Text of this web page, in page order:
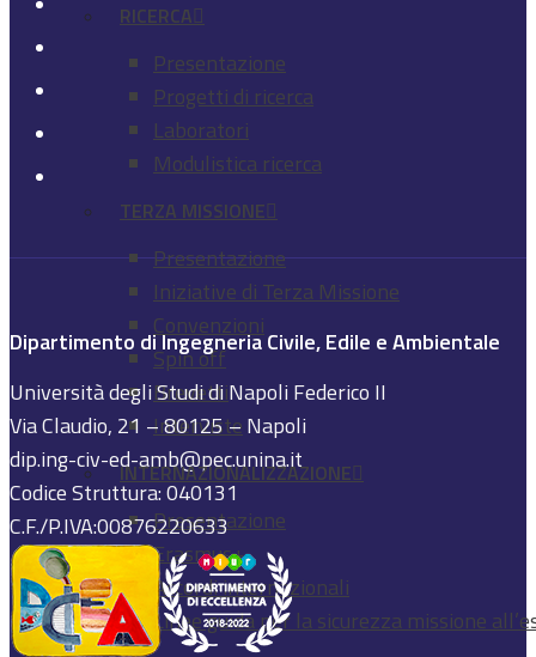
RICERCA
Presentazione
Progetti di ricerca
Laboratori
Modulistica ricerca
TERZA MISSIONE
Presentazione
Iniziative di Terza Missione
Convenzioni
Spin off
Brevetti
Interviste
INTERNAZIONALIZZAZIONE
Presentazione
Erasmus+
Accordi internazionali
Linee guida per la sicurezza missione
Dipartimento di Ingegneria Civile, Edile e Ambientale
Università degli Studi di Napoli Federico II
Via Claudio, 21 – 80125 – Napoli
dip.ing-civ-ed-amb@pec.unina.it
Codice Struttura: 040131
C.F./P.IVA:00876220633